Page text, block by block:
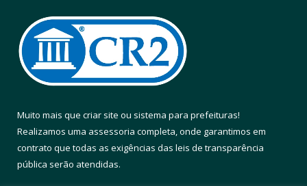
Muito mais que criar site ou sistema para prefeituras!
Realizamos uma assessoria completa, onde garantimos em
contrato que todas as exigências das leis de transparência
pública serão atendidas.